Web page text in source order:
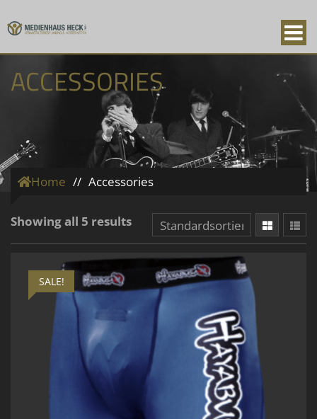
ACCESSORIES
Home // Accessories
Showing all 5 results
SALE!